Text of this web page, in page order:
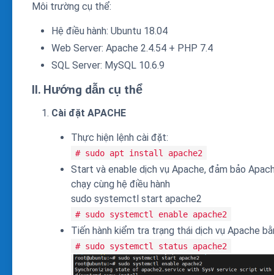
Môi trường cụ thể:
Hệ điều hành: Ubuntu 18.04
Web Server: Apache 2.4.54 + PHP 7.4
SQL Server: MySQL 10.6.9
II. Hướng dẫn cụ thể
Cài đặt APACHE
Thực hiện lệnh cài đặt:
# sudo apt install apache2
Start và enable dịch vụ Apache, đảm bảo
chạy cùng hệ điều hành
sudo systemctl start apache2
# sudo systemctl enable apache2
Tiến hành kiểm tra trạng thái dịch vụ Apache
# sudo systemctl status apache2